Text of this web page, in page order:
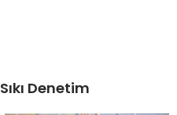
Denetim